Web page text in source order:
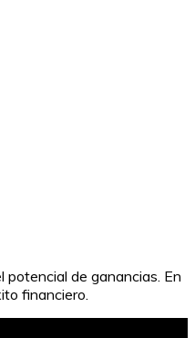
potencial de ganancias. En
financiero.